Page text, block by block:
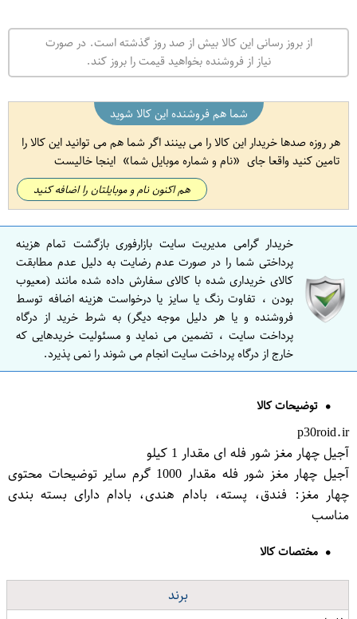
از بروز رسانی این کالا بیش از صد روز گذشته است. در صورت
نیاز از فروشنده بخواهید قیمت را بروز کند.
شما هم فروشنده این کالا شوید
هر روزه صدها خریدار این کالا را می بینند اگر شما هم می توانید این کالا را
تامین کنید واقعا جای
نام و شماره موبایل شما اینجا خالیست
هم اکنون نام و موبایلتان را اضافه کنید
خریدار گرامی مدیریت سایت بازارفوری بازگشت تمام هزینه
پرداختی شما را در صورت عدم رضایت به دلیل عدم مطابقت
کالای خریداری شده با کالای سفارش داده شده مانند (معیوب
بودن ، تفاوت رنگ یا سایز یا درخواست هزینه اضافه توسط
فروشنده و یا هر دلیل موجه دیگر) به شرط خرید از درگاه
پرداخت سایت ، تضمین می نماید و مسئولیت خریدهایی که
خارج از درگاه پرداخت سایت انجام می شوند را نمی پذیرد.
توضیحات کالا
p30roid.ir
آجیل چهار مغز شور فله ای مقدار 1 کیلو
آجیل چهار مغز شور فله مقدار 1000 گرم سایر توضیحات محتوی
چهار مغز: فندق، پسته، بادام هندی، بادام دارای بسته بندی
مناسب
مختصات کالا
برند